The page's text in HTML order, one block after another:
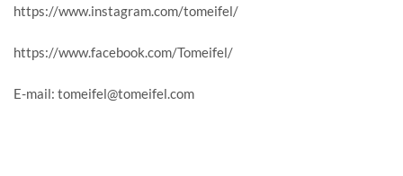
https://www.instagram.com/tomeifel/
https://www.facebook.com/Tomeifel/
E-mail: tomeifel@tomeifel.com